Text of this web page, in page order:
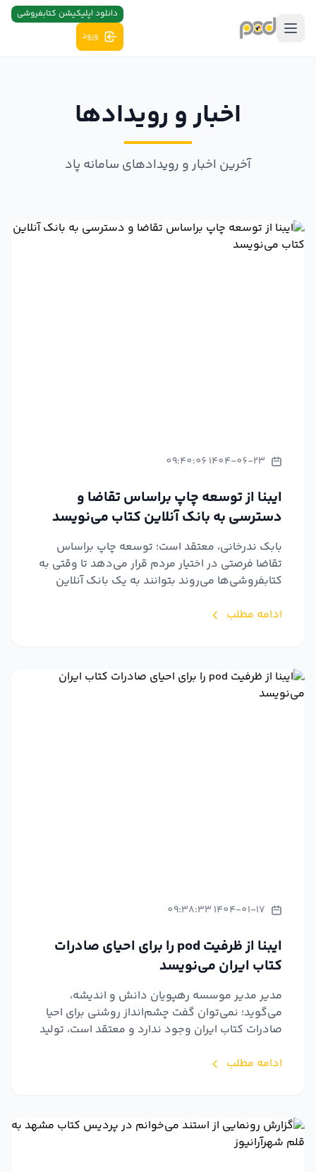
دانلود اپلیکیشن کتابفروشی
ورود
اخبار و رویدادها
آخرین اخبار و رویدادهای سامانه پاد
1404-06-23 09:40:06
ایبنا از توسعه چاپ براساس تقاضا و
دسترسی به بانک آنلاین کتاب می‌نویسد
بابک ندرخانی، معتقد است؛ توسعه چاپ براساس
تقاضا فرصتی در اختیار مردم قرار می‌دهد تا وقتی به
کتابفروشی‌ها می‌روند بتوانند به یک بانک آنلاین
ادامه مطلب
1404-01-17 09:38:33
ایبنا از ظرفیت pod را برای احیای صادرات
کتاب ایران می‌نویسد
مدیر مدیر موسسه رهپویان دانش و اندیشه،
می‌گوید؛ نمی‌توان گفت چشم‌انداز روشنی برای احیا
صادرات کتاب ایران وجود ندارد و معتقد است، تولید
ادامه مطلب